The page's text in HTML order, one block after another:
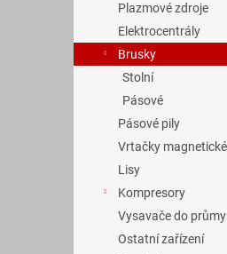
Plazmové zdroje
Elektrocentrály
Brusky
Stolní
Pásové
Pásové pily
Vrtačky magnetické
Lisy
Kompresory
Vysavače do
Ostatní zařízení